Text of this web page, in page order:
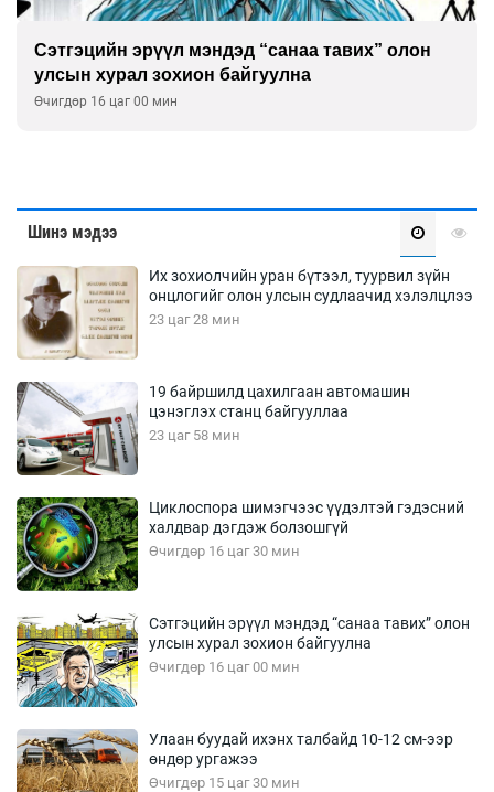
Сэтгэцийн эрүүл мэндэд “санаа тавих” олон
улсын хурал зохион байгуулна
Өчигдөр 16 цаг 00 мин
Шинэ мэдээ
Их зохиолчийн уран бүтээл, туурвил зүйн
онцлогийг олон улсын судлаачид хэлэлцлээ
23 цаг 28 мин
19 байршилд цахилгаан автомашин
цэнэглэх станц байгууллаа
23 цаг 58 мин
Циклоспора шимэгчээс үүдэлтэй гэдэсний
халдвар дэгдэж болзошгүй
Өчигдөр 16 цаг 30 мин
Сэтгэцийн эрүүл мэндэд “санаа тавих” олон
улсын хурал зохион байгуулна
Өчигдөр 16 цаг 00 мин
Улаан буудай ихэнх талбайд 10-12 см-ээр
өндөр ургажээ
Өчигдөр 15 цаг 30 мин